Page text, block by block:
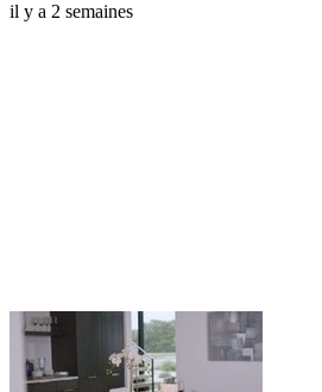
il y a 2 semaines